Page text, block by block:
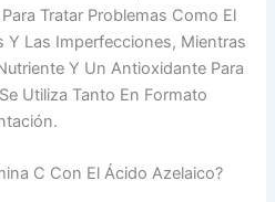
Tratar Problemas Como El
Y Las Imperfecciones, Mientras
Y Un Antioxidante Para
Utiliza Tanto En Formato
C Con El Ácido Azelaico?